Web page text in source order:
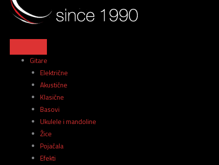
Gitare
Električne
Akustične
Klasične
Basovi
Ukulele i mandoline
Žice
Pojačala
Efekti